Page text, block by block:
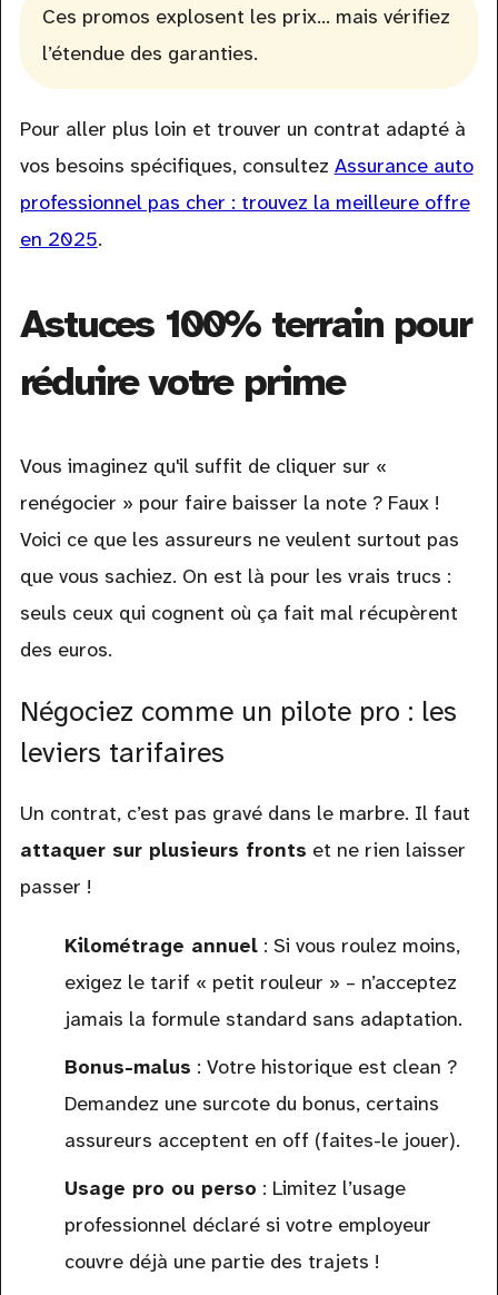
Ces promos explosent les prix… mais vérifiez
l’étendue des garanties.
Pour aller plus loin et trouver un contrat adapté à
vos besoins spécifiques, consultez Assurance auto
professionnel pas cher : trouvez la meilleure offre
en 2025.
Astuces 100% terrain pour
réduire votre prime
Vous imaginez qu'il suffit de cliquer sur «
renégocier » pour faire baisser la note ? Faux !
Voici ce que les assureurs ne veulent surtout pas
que vous sachiez. On est là pour les vrais trucs :
seuls ceux qui cognent où ça fait mal récupèrent
des euros.
Négociez comme un pilote pro : les
leviers tarifaires
Un contrat, c’est pas gravé dans le marbre. Il faut
attaquer sur plusieurs fronts et ne rien laisser
passer !
Kilométrage annuel: Si vous roulez moins,
exigez le tarif « petit rouleur » – n’acceptez
jamais la formule standard sans adaptation.
Bonus-malus : Votre historique est clean ?
Demandez une surcote du bonus, certains
assureurs acceptent en off (faites-le jouer).
Usage pro ou perso : Limitez l’usage
professionnel déclaré si votre employeur
couvre déjà une partie des trajets !